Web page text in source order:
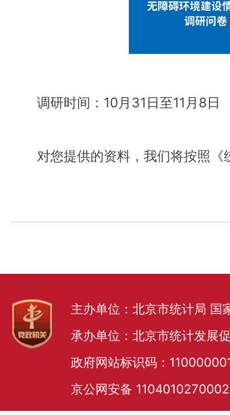
调研时间： 10月31日至11月8日
对您提供的资料，我们将按照《
主办单位：北京市统计局 国
承办单位：北京市统计发展
政府网站标识码：
京公网安备